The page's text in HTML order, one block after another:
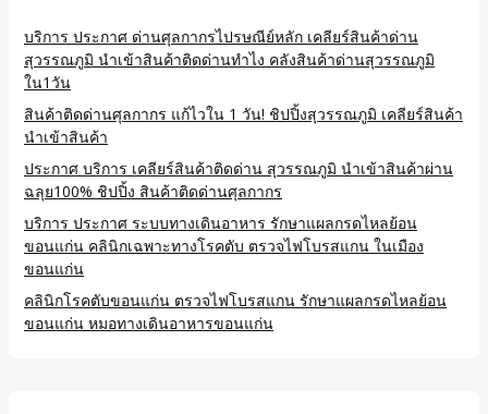
บริการ ประกาศ ด่านศุลกากรไปรษณีย์หลัก เคลียร์สินค้าด่าน
สุวรรณภูมิ นำเข้าสินค้าติดด่านทำไง คลังสินค้าด่านสุวรรณภูมิ
ใน1วัน
สินค้าติดด่านศุลกากร แก้ไวใน 1 วัน! ชิปปิ้งสุวรรณภูมิ เคลียร์สินค้า
นำเข้าสินค้า
ประกาศ บริการ เคลียร์สินค้าติดด่าน สุวรรณภูมิ นำเข้าสินค้าผ่าน
ฉลุย100% ชิปปิ้ง สินค้าติดด่านศุลกากร
บริการ ประกาศ ระบบทางเดินอาหาร รักษาแผลกรดไหลย้อน
ขอนแก่น คลินิกเฉพาะทางโรคตับ ตรวจไฟโบรสแกน ในเมือง
ขอนแก่น
คลินิกโรคตับขอนแก่น ตรวจไฟโบรสแกน รักษาแผลกรดไหลย้อน
ขอนแก่น หมอทางเดินอาหารขอนแก่น